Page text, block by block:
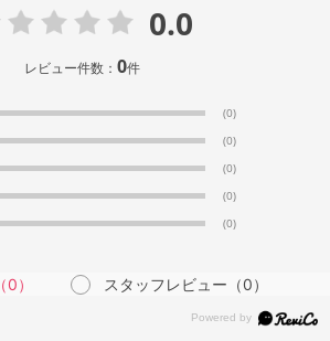
0.0
レビュー件数：0件
(0)
(0)
(0)
(0)
(0)
（0） スタッフレビュー （0）